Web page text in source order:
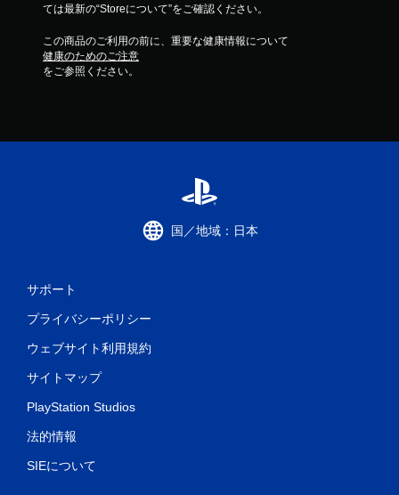
ては最新の“Storeについて”をご確認ください。
この商品のご利用の前に、重要な健康情報について
健康のためのご注意
をご参照ください。
国／地域：日本
サポート
プライバシーポリシー
ウェブサイト利用規約
サイトマップ
PlayStation Studios
法的情報
SIEについて